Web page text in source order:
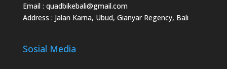
Email : quadbikebali@gmail.com
Address : Jalan Karna, Ubud, Gianyar Regency, Bali
Sosial Media